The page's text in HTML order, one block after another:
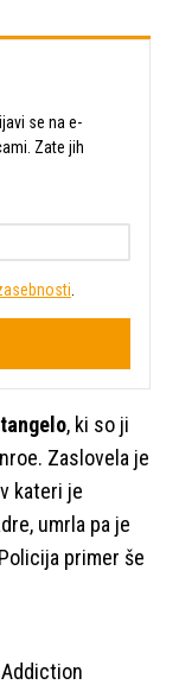
se na e-
Zate jih
, ki so ji
Zaslovela je
kateri je
umrla pa je
primer še